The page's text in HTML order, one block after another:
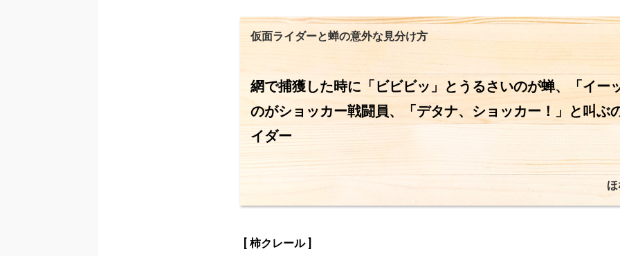
仮面ライダーと蝉の意外な見分け方
網で捕獲した時に「ビビビッ」とうるさいのが蝉、「イー
のがショッカー戦闘員、「デタナ、ショッカー！」と叫ぶ
イダー
[ 柿クレール ]